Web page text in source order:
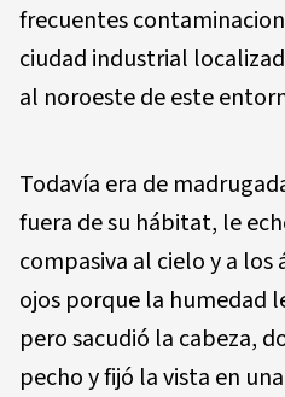
frecuentes
ciudad industrial
al noroeste de este
Todavía era de
fuera de su hábitat, le
compasiva al cielo y a
ojos porque la humedad
pero sacudió la cabeza,
pecho y fijó la vista en